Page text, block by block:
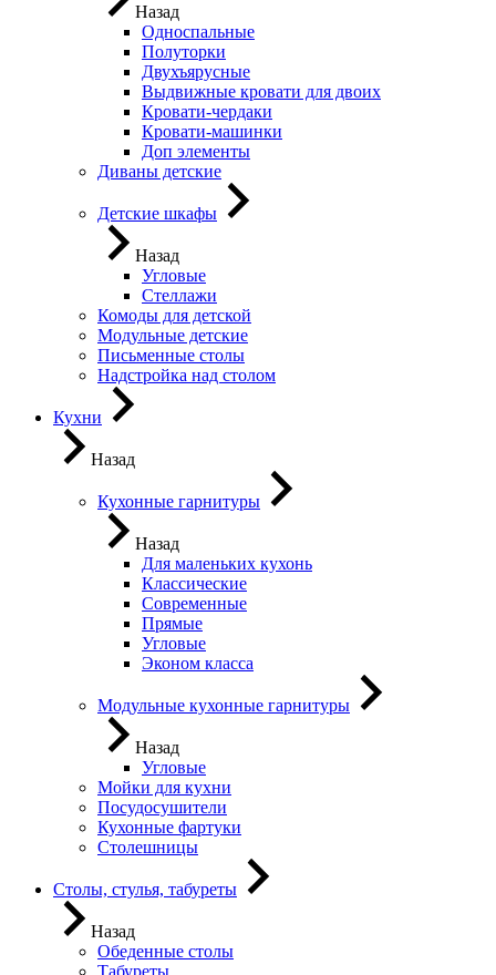
Назад
Односпальные
Полуторки
Двухъярусные
Выдвижные кровати для двоих
Кровати-чердаки
Кровати-машинки
Доп элементы
Диваны детские
Детские шкафы
Назад
Угловые
Стеллажи
Комоды для детской
Модульные детские
Письменные столы
Надстройка над столом
Кухни
Назад
Кухонные гарнитуры
Назад
Для маленьких кухонь
Классические
Современные
Прямые
Угловые
Эконом класса
Модульные кухонные гарнитуры
Назад
Угловые
Мойки для кухни
Посудосушители
Кухонные фартуки
Столешницы
Столы, стулья, табуреты
Назад
Обеденные столы
Табуреты